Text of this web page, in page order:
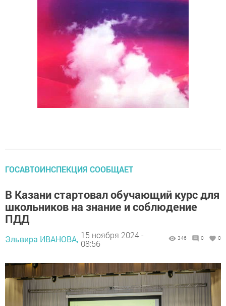
ГОСАВТОИНСПЕКЦИЯ СООБЩАЕТ
В Казани стартовал обучающий курс для
школьников на знание и соблюдение
ПДД
Эльвира ИВАНОВА, 15 ноября 2024 -
08:56
346 0 0